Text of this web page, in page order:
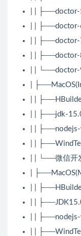
| |
| |
| |
| |
| |
|
| |
| | ├──jdk-
| |
| |
| | └──微信开
|
| |
| |
| |
| |